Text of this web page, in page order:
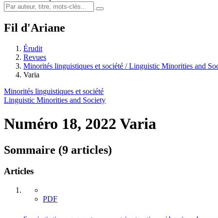
Fil d'Ariane
Érudit
Revues
Minorités linguistiques et société / Linguistic Minorities and
Varia
Minorités linguistiques et société
Linguistic Minorities and Society
Numéro 18, 2022 Varia
Sommaire (9 articles)
Articles
PDF